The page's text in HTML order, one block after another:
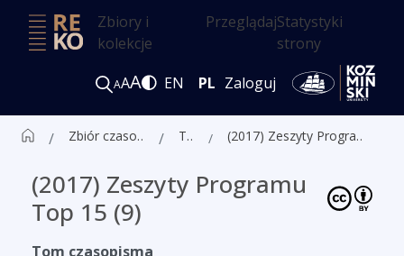
Zbiory i
kolekcje
PrzeglądajStatystyki
strony
AAA EN PL Zaloguj
Zbiór czasopism ALK Tomy (2017) Zeszyty Programu Top 15 (9)
(2017) Zeszyty Programu
Top 15 (9)
Tom czasopisma